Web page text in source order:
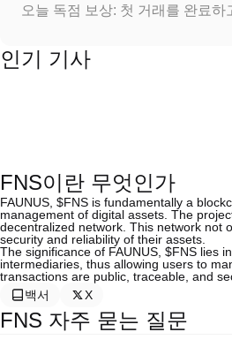
오늘 독점 보상: 첫 거래를 완료
인기 기사
FNS이란 무엇인가
FAUNUS, $FNS is fundamentally a
management of digital assets. The
decentralized network. This network not
security and reliability of their assets.
The significance of FAUNUS, $FNS lies
intermediaries, thus allowing users to
transactions are public, traceable, and
백서
X
FNS 자주 묻는 질문